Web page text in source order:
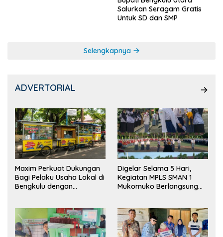
Salurkan Seragam Gratis
Untuk SD dan SMP
Selengkapnya
ADVERTORIAL
Maxim Perkuat Dukungan
Bagi Pelaku Usaha Lokal di
Bengkulu dengan
Pasar
Digelar Selama 5 Hari,
Kegiatan MPLS SMAN 1
Mukomuko Berlangsung